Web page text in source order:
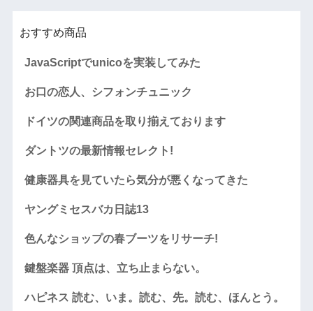
おすすめ商品
JavaScriptでunicoを実装してみた
お口の恋人、シフォンチュニック
ドイツの関連商品を取り揃えております
ダントツの最新情報セレクト!
健康器具を見ていたら気分が悪くなってきた
ヤングミセスバカ日誌13
色んなショップの春ブーツをリサーチ!
鍵盤楽器 頂点は、立ち止まらない。
ハピネス 読む、いま。読む、先。読む、ほんとう。